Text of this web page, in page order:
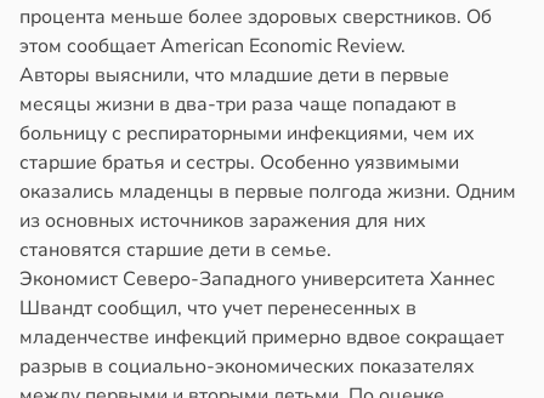
процента меньше более здоровых сверстников. Об
этом сообщает American Economic Review.
Авторы выяснили, что младшие дети в первые
месяцы жизни в два-три раза чаще попадают в
больницу с респираторными инфекциями, чем их
старшие братья и сестры. Особенно уязвимыми
оказались младенцы в первые полгода жизни. Одним
из основных источников заражения для них
становятся старшие дети в семье.
Экономист Северо-Западного университета Ханнес
Швандт сообщил, что учет перенесенных в
младенчестве инфекций примерно вдвое сокращает
разрыв в социально-экономических показателях